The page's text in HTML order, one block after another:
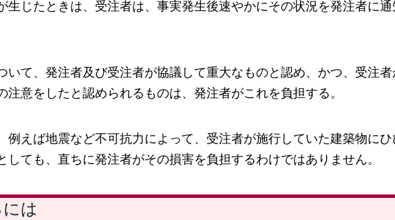
生じたときは、受注者は、事実発生後速やかにその状況を発注者に通
て、発注者及び受注者が協議して重大なものと認め、かつ、受注者
注意をしたと認められるものは、発注者がこれを負担する。
例えば地震など不可抗力によって、受注者が施行していた建築物にひ
しても、直ちに発注者がその損害を負担するわけではありません。
は